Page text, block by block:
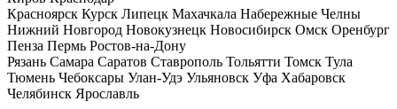
Красноярск Курск Липецк Махачкала Набережные Челны
Нижний Новгород Новокузнецк Новосибирск Омск Оренбург
Пенза Пермь Ростов-на-Дону
Рязань Самара Саратов Ставрополь Тольятти Томск Тула
Тюмень Чебоксары Улан-Удэ Ульяновск Уфа Хабаровск
Челябинск Ярославль